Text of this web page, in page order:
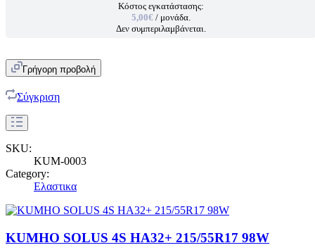
Κόστος εγκατάστασης:
5,00€ / μονάδα.
Δεν συμπεριλαμβάνεται.
Γρήγορη προβολή
Σύγκριση
SKU:
KUM-0003
Category:
Ελαστικα
KUMHO SOLUS 4S HA32+ 215/55R17 98W